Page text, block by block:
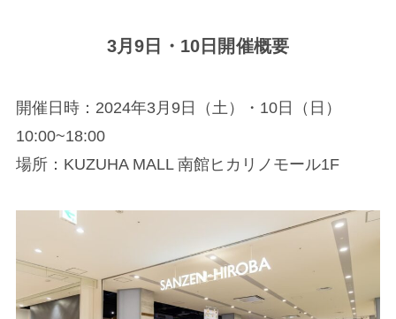
3月9日・10日開催概要
開催日時：2024年3月9日（土）・10日（日）
10:00~18:00
場所：KUZUHA MALL 南館ヒカリノモール1F